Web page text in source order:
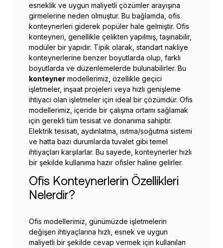
esneklik ve uygun maliyetli çözümler arayışına
girmelerine neden olmuştur. Bu bağlamda, ofis
konteynerleri giderek popüler hale gelmiştir. Ofis
konteyneri, genellikle çelikten yapılmış, taşınabilir,
modüler bir yapıdır. Tipik olarak, standart nakliye
konteynerlerine benzer boyutlarda olup, farklı
boyutlarda ve düzenlemelerde bulunabilirler. Bu
konteyner modellerimiz, özellikle geçici
işletmeler, inşaat projeleri veya hızlı genişleme
ihtiyacı olan işletmeler için ideal bir çözümdür. Ofis
modellerimiz, içeride bir çalışma ortamı sağlamak
için gerekli tüm tesisat ve donanıma sahiptir.
Elektrik tesisatı, aydınlatma, ısıtma/soğutma sistemi
ve hatta bazı durumlarda tuvalet gibi temel
ihtiyaçları karşılarlar. Bu sayede, konteynerler hızlı
bir şekilde kullanıma hazır ofisler haline gelirler.
Ofis Konteynerlerin Özellikleri
Nelerdir?
Ofis modellerimiz, günümüzde işletmelerin
değişen ihtiyaçlarına hızlı, esnek ve uygun
maliyetli bir şekilde cevap vermek için kullanılan